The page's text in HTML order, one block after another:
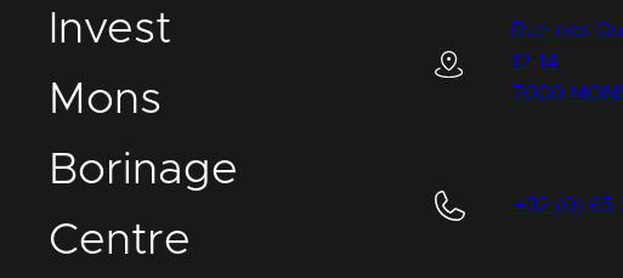
nvest
Mons
Borinage
Centre
Rue des
12-14
7000
+32 (0) 65